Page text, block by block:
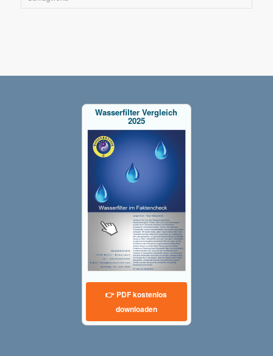
Wasserfilter Vergleich
2025
👉 PDF kostenlos
downloaden